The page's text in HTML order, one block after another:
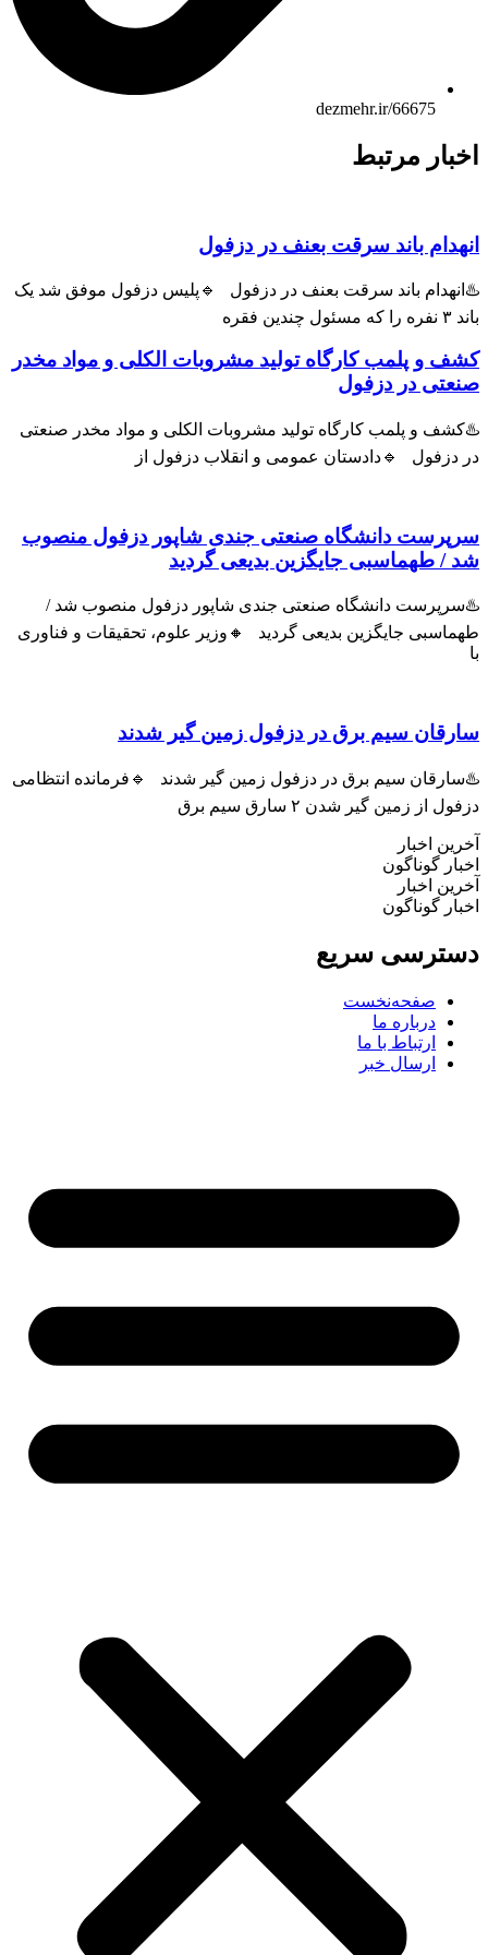
dezmehr.ir/66675
مرتبط
باند سرقت بعنف در دزفول
باند سرقت بعنف در دزفول 🔹پلیس دزفول موفق شد یک
و پلمب کارگاه تولید مشروبات الکلی و مواد مخدر
در دزفول
و پلمب کارگاه تولید مشروبات الکلی و مواد مخدر صنعتی
🔹دادستان عمومی و انقلاب دزفول از
دانشگاه صنعتی جندی شاپور دزفول منصوب
طهماسبی جایگزین بدیعی گردید
دانشگاه صنعتی جندی شاپور دزفول منصوب شد /
جایگزین بدیعی گردید 🔸وزیر علوم، تحقیقات و فناوری
سیم برق در دزفول زمین گیر شدند
سیم برق در دزفول زمین گیر شدند 🔹فرمانده انتظامی
زمین گیر شدن ۲ سارق سیم برق
اخبار
گوناگون
اخبار
گوناگون
سریع
صفحه‌نخست
درباره ما
ارتباط با ما
ارسال خبر